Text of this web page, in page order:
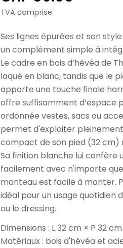
normal
TVA comprise
Ses lignes épurées et son
un complément simple à
Le cadre en bois d’hévéa de
laqué en blanc, tandis que le
apporte une touche finale
offre suffisamment d’espace
ordonnée vestes, sacs ou
permet d'exploiter
compact de son pied (32 cm)
Sa finition blanche lui
facilement avec n'importe
manteau est facile à monter.
idéal pour un usage quotidien
ou le dressing.
Dimensions : L 32 cm × P 32
Matériaux : bois d'hévéa et